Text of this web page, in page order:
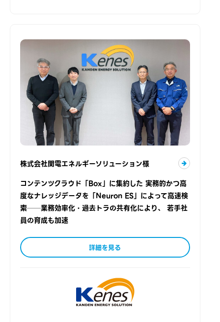
株式会社関電エネルギーソリューション様
コンテンツクラウド「Box」に集約した 実務的かつ高
度なナレッジデータを「Neuron ES」によって高速検
索──業務効率化・過去トラの共有化により、 若手社
員の育成も加速
詳細を見る